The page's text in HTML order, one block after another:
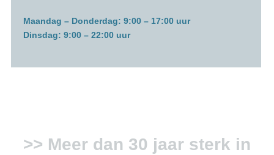
Maandag – Donderdag: 9:00 – 17:00 uur
Dinsdag: 9:00 – 22:00 uur
>> Meer dan 30 jaar sterk in